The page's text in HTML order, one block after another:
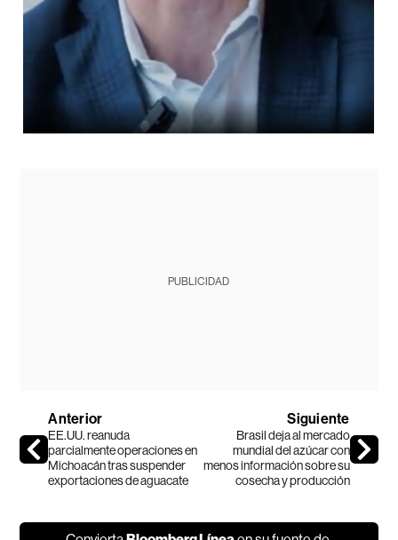
PUBLICIDAD
Anterior
EE.UU. reanuda
parcialmente operaciones en
Michoacán tras suspender
exportaciones de aguacate
Siguiente
Brasil deja al mercado
mundial del azúcar con
menos información sobre su
cosecha y producción